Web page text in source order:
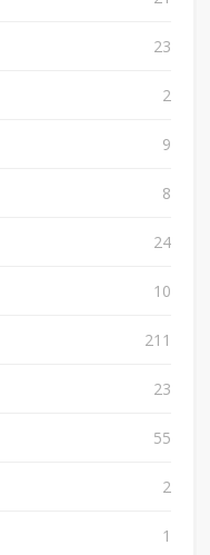
23
2
9
8
24
10
211
23
55
2
1